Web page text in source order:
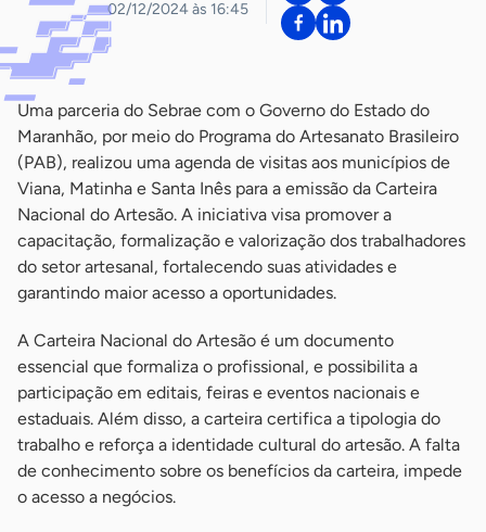
02/12/2024 às 16:45
Uma parceria do Sebrae com o Governo do Estado do
Maranhão, por meio do Programa do Artesanato Brasileiro
(PAB), realizou uma agenda de visitas aos municípios de
Viana, Matinha e Santa Inês para a emissão da Carteira
Nacional do Artesão. A iniciativa visa promover a
capacitação, formalização e valorização dos trabalhadores
do setor artesanal, fortalecendo suas atividades e
garantindo maior acesso a oportunidades.
A Carteira Nacional do Artesão é um documento
essencial que formaliza o profissional, e possibilita a
participação em editais, feiras e eventos nacionais e
estaduais. Além disso, a carteira certifica a tipologia do
trabalho e reforça a identidade cultural do artesão. A falta
de conhecimento sobre os benefícios da carteira, impede
o acesso a negócios.